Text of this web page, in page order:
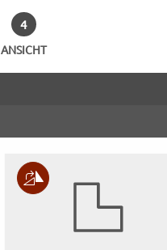
4
ANSICHT